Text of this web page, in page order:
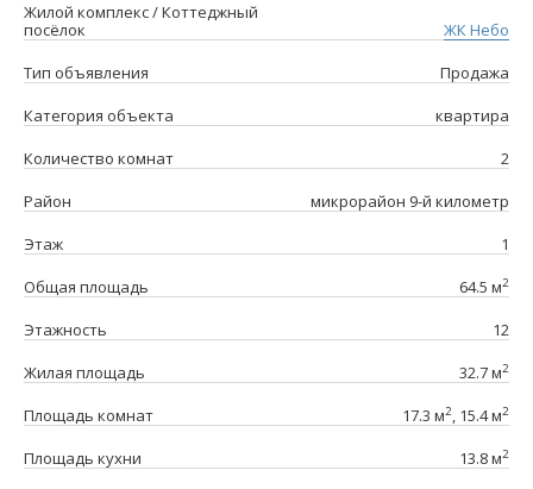
Жилой комплекс / Коттеджный
посёлок
ЖК Небо
Тип объявления
Продажа
Категория объекта
квартира
Количество комнат
2
Район
микрорайон 9-й километр
Этаж
1
Общая площадь
64.5 м2
Этажность
12
Жилая площадь
32.7 м2
Площадь комнат 17.3 м2, 15.4 м2
Площадь кухни 13.8 м2